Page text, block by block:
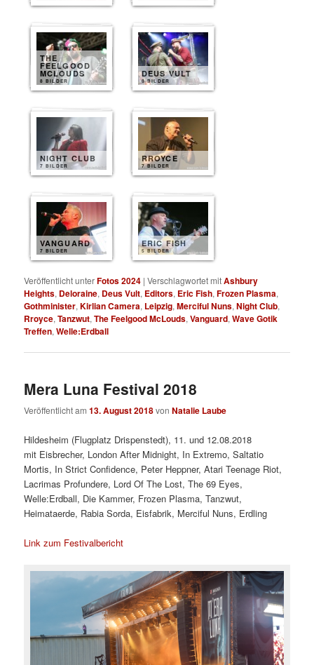
THE
FEELGOOD
MCLOUDS
8 BILDER
DEUS VULT
8 BILDER
NIGHT CLUB
7 BILDER
RROYCE
7 BILDER
VANGUARD
7 BILDER
ERIC FISH
5 BILDER
Veröffentlicht unterFotos 2024 |Verschlagwortet mitAshbury
Heights, Deloraine, Deus Vult, Editors, Eric Fish,Frozen Plasma,
Gothminister,Kirlian Camera, Leipzig,Merciful Nuns,Night Club,
Rroyce,Tanzwut,The Feelgood McLouds,Vanguard,Wave Gotik
Treffen,Welle:Erdball
Mera Luna Festival 2018
Veröffentlicht am13. August 2018vonNatalie Laube
Hildesheim (Flugplatz Drispenstedt), 11. und 12.08.2018
mit Eisbrecher, London After Midnight, In Extremo, Saltatio
Mortis, In Strict Confidence, Peter Heppner, Atari Teenage Riot,
Lacrimas Profundere, Lord Of The Lost, The 69 Eyes,
Welle:Erdball, Die Kammer, Frozen Plasma, Tanzwut,
Heimataerde, Rabia Sorda, Eisfabrik, Merciful Nuns, Erdling
Link zum Festivalbericht